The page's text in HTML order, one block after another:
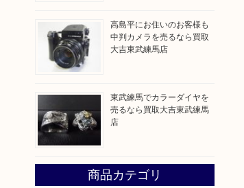
高島平にお住いのお客様も
中判カメラを売るなら買取
大吉東武練馬店
東武練馬でカラーダイヤを
売るなら買取大吉東武練馬
店
商品カテゴリ